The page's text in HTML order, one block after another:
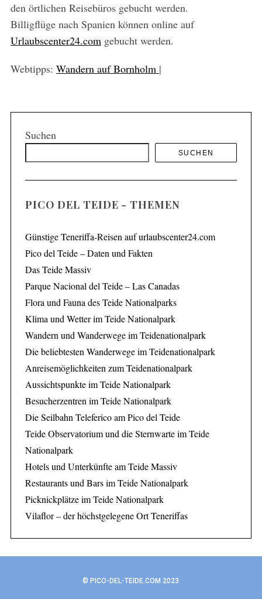
den örtlichen Reisebüros gebucht werden.
Billigflüge nach Spanien können online auf
Urlaubscenter24.comgebucht werden.
Webtipps: Wandern auf Bornholm |
Suchen
SUCHEN
PICO DEL TEIDE - THEMEN
Günstige Teneriffa-Reisen auf urlaubscenter24.com
Pico del Teide – Daten und Fakten
Das Teide Massiv
Parque Nacional del Teide – Las Canadas
Flora und Fauna des Teide Nationalparks
Klima und Wetter im Teide Nationalpark
Wandern und Wanderwege im Teidenationalpark
Die beliebtesten Wanderwege im Teidenationalpark
Anreisemöglichkeiten zum Teidenationalpark
Aussichtspunkte im Teide Nationalpark
Besucherzentren im Teide Nationalpark
Die Seilbahn Teleferico am Pico del Teide
Teide Observatorium und die Sternwarte im Teide
Nationalpark
Hotels und Unterkünfte am Teide Massiv
Restaurants und Bars im Teide Nationalpark
Picknickplätze im Teide Nationalpark
Vilaflor – der höchstgelegene Ort Teneriffas
© PICO-DEL-TEIDE.COM 2023